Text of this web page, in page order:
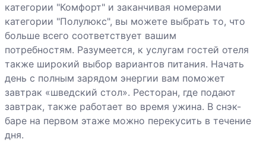
категории "Комфорт" и заканчивая номерами
категории "Полулюкс", вы можете выбрать то, что
больше всего соответствует вашим
потребностям. Разумеется, к услугам гостей отеля
также широкий выбор вариантов питания. Начать
день с полным зарядом энергии вам поможет
завтрак «шведский стол». Ресторан, где подают
завтрак, также работает во время ужина. В снэк-
баре на первом этаже можно перекусить в течение
дня.